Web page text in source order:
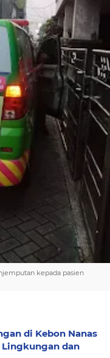
kepada pasien
di Kebon Nanas
Lingkungan dan